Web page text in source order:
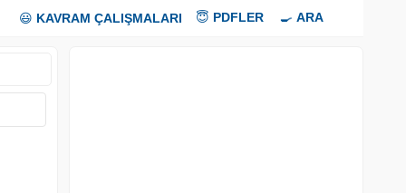
😃 KAVRAM ÇALIŞMALARI 😇 PDFLER 🍳 ARA